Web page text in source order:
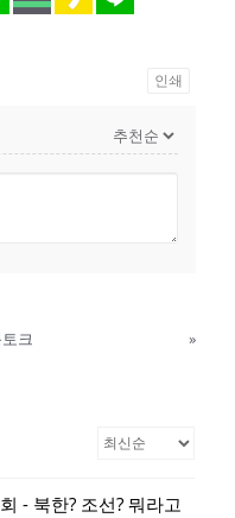
인쇄
크
»
- 북한? 조선? 뭐라고